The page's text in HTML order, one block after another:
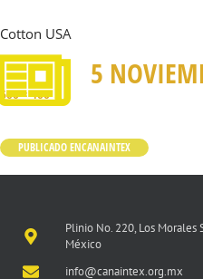
Cotton USA
5
600 × 400
PUBLICADO ENCANAINTEX
Plinio No. 220, Los Morales
México
info@canaintex.org.mx